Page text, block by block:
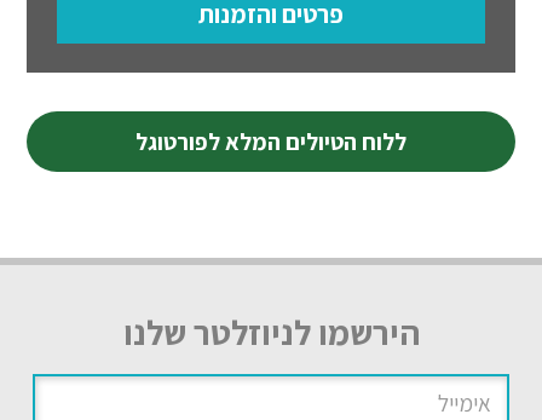
פרטים והזמנות
ללוח הטיולים המלא לפורטוגל
הירשמו לניוזלטר שלנו